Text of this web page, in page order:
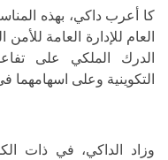
كا أعرب داكي، بهذه
العام للإدارة العامة
الدرك الملكي على
التكوينية وعلى
وزاد الداكي، في ذات